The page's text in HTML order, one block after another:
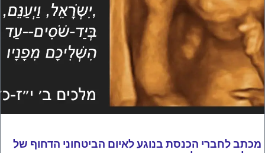
מכתב לחברי הכנסת בנוגע לאיום הביטחוני הדחוף של